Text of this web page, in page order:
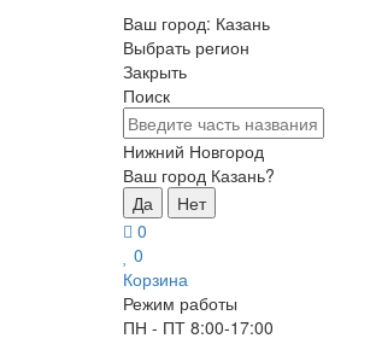
Ваш город: Казань
Выбрать регион
Закрыть
Поиск
Нижний Новгород
Ваш город Казань?
Да
Нет
0
0
Корзина
Режим работы
ПН - ПТ 8:00-17:00